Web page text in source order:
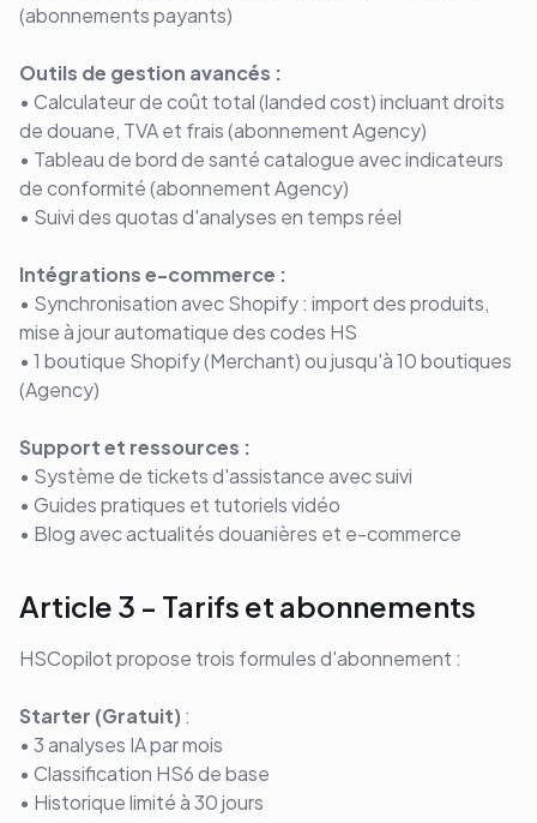
(abonnements payants)
Outils de gestion avancés :
• Calculateur de coût total (landed cost) incluant droits
de douane, TVA et frais (abonnement Agency)
• Tableau de bord de santé catalogue avec indicateurs
de conformité (abonnement Agency)
• Suivi des quotas d'analyses en temps réel
Intégrations e-commerce :
• Synchronisation avec Shopify : import des produits,
mise à jour automatique des codes HS
• 1 boutique Shopify (Merchant) ou jusqu'à 10 boutiques
(Agency)
Support et ressources :
• Système de tickets d'assistance avec suivi
• Guides pratiques et tutoriels vidéo
• Blog avec actualités douanières et e-commerce
Article 3 - Tarifs et abonnements
HSCopilot propose trois formules d'abonnement :
Starter (Gratuit) :
• 3 analyses IA par mois
• Classification HS6 de base
• Historique limité à 30 jours